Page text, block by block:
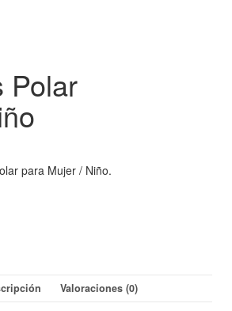
Polar
para Mujer / Niño.
Valoraciones (0)